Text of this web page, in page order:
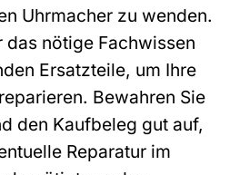
Uhrmacher zu wenden.
das nötige Fachwissen
Ersatzteile, um Ihre
Bewahren Sie
den Kaufbeleg gut auf,
Reparatur im